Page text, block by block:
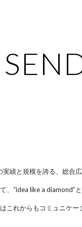
績と規模を誇る、総合広
、“idea like a diamond”
これからもコミュニケー